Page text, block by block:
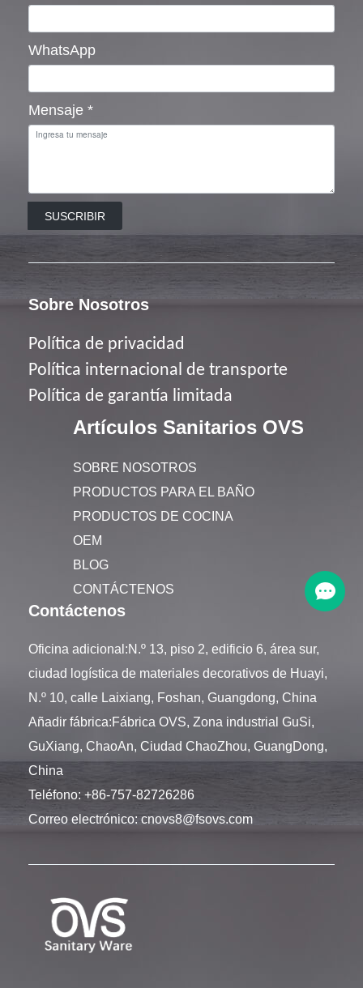
WhatsApp
Mensaje *
SUSCRIBIR
Sobre Nosotros
Política de privacidad
Política internacional de transporte
Política de garantía limitada
Artículos Sanitarios OVS
SOBRE NOSOTROS
PRODUCTOS PARA EL BAÑO
PRODUCTOS DE COCINA
OEM
BLOG
CONTÁCTENOS
Contáctenos
Oficina adicional:N.º 13, piso 2, edificio 6, área sur,
ciudad logística de materiales decorativos de Huayi,
N.º 10, calle Laixiang, Foshan, Guangdong, China
Añadir fábrica:Fábrica OVS, Zona industrial GuSi,
GuXiang, ChaoAn, Ciudad ChaoZhou, GuangDong,
China
Teléfono: +86-757-82726286
Correo electrónico: cnovs8@fsovs.com